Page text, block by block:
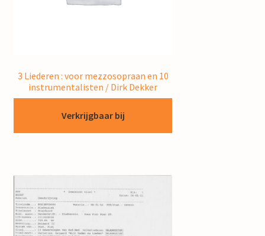
3 Liederen : voor mezzosopraan en 10
instrumentalisten / Dirk Dekker
Verkrijgbaar bij